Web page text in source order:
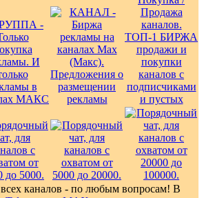
всех каналов - по любым вопросам! В